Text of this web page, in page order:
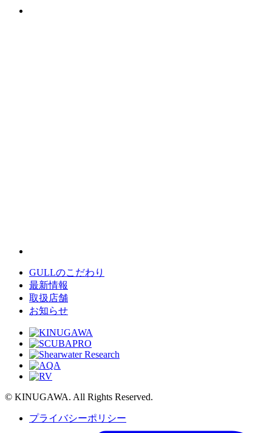
GULLのこだわり
最新情報
取扱店舗
お知らせ
© KINUGAWA. All Rights Reserved.
プライバシーポリシー